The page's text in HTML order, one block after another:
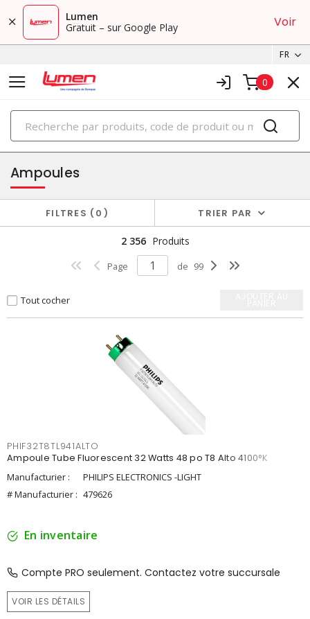
Lumen
Gratuit – sur Google Play
Voir
FR
0
PRODUITS
éclairage
Ampoules
FILTRES 0 TRIER PAR
2 356 Produits
Page de 99
Tout cocher
PHIF32T8TL941ALTO
Ampoule Tube Fluorescent 32 Watts 48 po T8 Alto 4100°K
Manufacturier :
PHILIPS ELECTRONICS -LIGHT
# Manufacturier : 479626
En inventaire
Compte PRO seulement. Contactez votre succursale
VOIR LES DÉTAILS